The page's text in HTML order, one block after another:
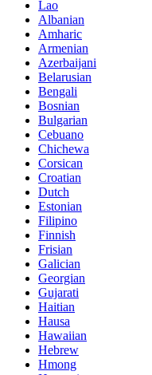
Lao
Albanian
Amharic
Armenian
Azerbaijani
Belarusian
Bengali
Bosnian
Bulgarian
Cebuano
Chichewa
Corsican
Croatian
Dutch
Estonian
Filipino
Finnish
Frisian
Galician
Georgian
Gujarati
Haitian
Hausa
Hawaiian
Hebrew
Hmong